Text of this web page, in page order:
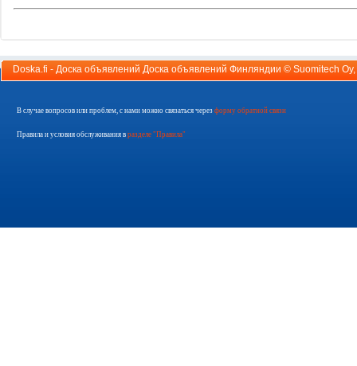
Doska.fi - Доска объявлений Доска объявлений Финляндии © Suomitech Oy
В случае вопросов или проблем, с нами можно связаться через форму обратной связи
Правила и условия обслуживания в разделе "Правила"